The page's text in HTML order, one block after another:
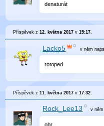
denaturát
Příspěvek z12. května 2017 v15:17.
Lacko5 v něm
rotoped
Příspěvek z11. května 2017 v17:32
Rock_Lee13 v
obr